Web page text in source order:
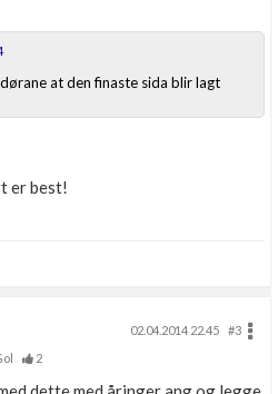
at den finaste sida blir lagt
er best!
02.04.2014 22.45
#3
2